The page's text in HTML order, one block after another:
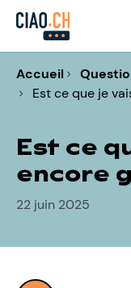
Accueil
Est ce que je
Est ce
encore
22 juin 2025